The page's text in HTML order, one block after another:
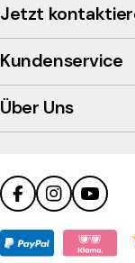
Jetzt
Kundenservice
Über Uns
view
the
company's
Trustpilot
profile
FacebookInstagram
Zahlungsmethoden